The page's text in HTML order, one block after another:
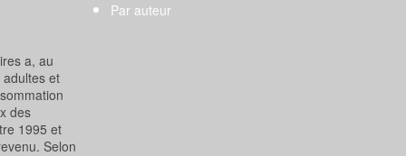
a, au
et
des
1995 et
Selon
Par auteur